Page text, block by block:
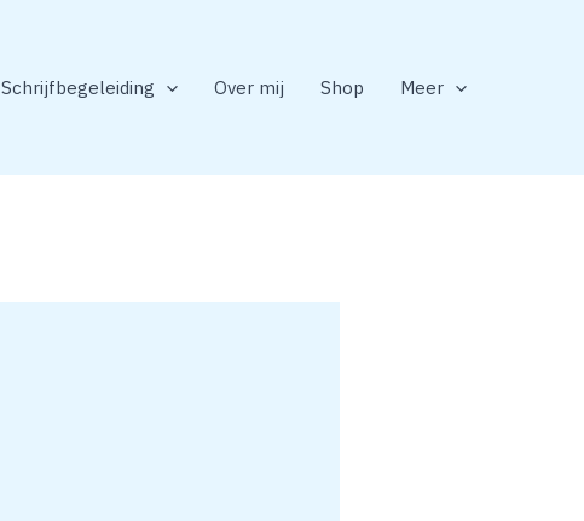
Schrijfbegeleiding Over mij Shop Meer